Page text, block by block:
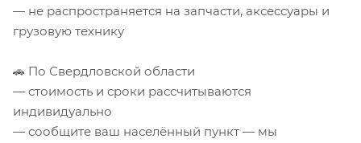
— не распространяется на запчасти, аксессуары и
грузовую технику
🚗 По Свердловской области
— стоимость и сроки рассчитываются
индивидуально
— сообщите ваш населённый пункт — мы